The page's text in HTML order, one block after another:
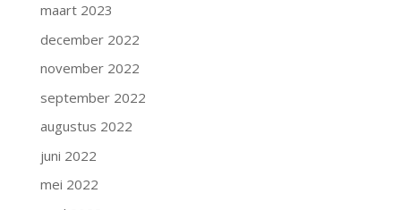
maart 2023
december 2022
november 2022
september 2022
augustus 2022
juni 2022
mei 2022